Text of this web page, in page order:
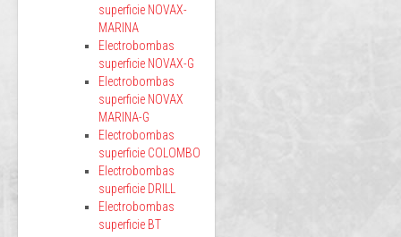
superficie NOVAX-
MARINA
Electrobombas
superficie NOVAX-G
Electrobombas
superficie NOVAX
MARINA-G
Electrobombas
superficie COLOMBO
Electrobombas
superficie DRILL
Electrobombas
superficie BT